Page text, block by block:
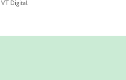
VT Digital